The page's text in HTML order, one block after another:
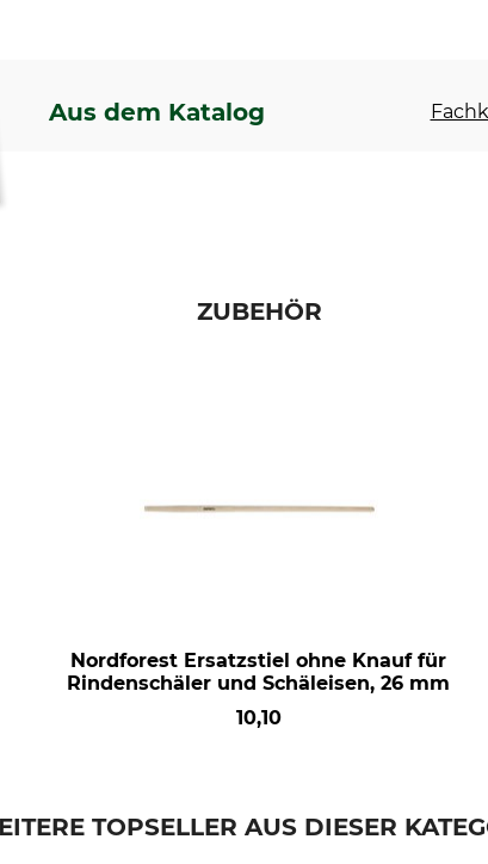
Aus dem Katalog
ZUBEHÖR
Nordforest Ersatzstiel ohne Knauf für
Rindenschäler und Schäleisen, 26 mm
10,10
TOPSELLER AUS DIESER